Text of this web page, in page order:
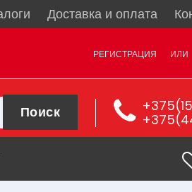
Доставка и оплата
РЕГИСТРАЦИЯ ИЛИ
Поиск